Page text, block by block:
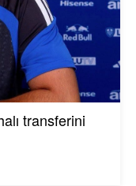
transferini